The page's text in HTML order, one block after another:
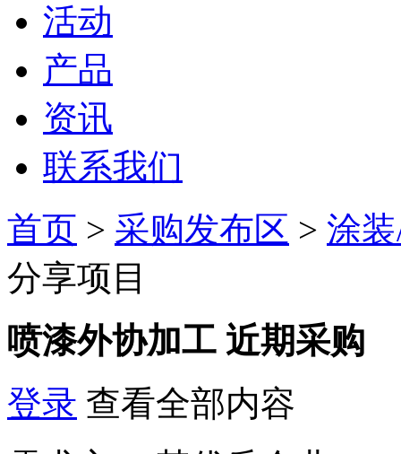
活动
产品
资讯
联系我们
首页 > 采购发布区 > 涂
分享项目
喷漆外协加工 近期采购
登录 查看全部内容